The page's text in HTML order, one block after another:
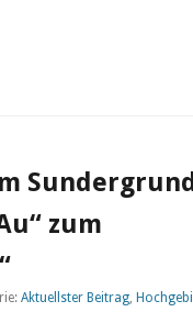
zum
Aktuellster Beitrag,